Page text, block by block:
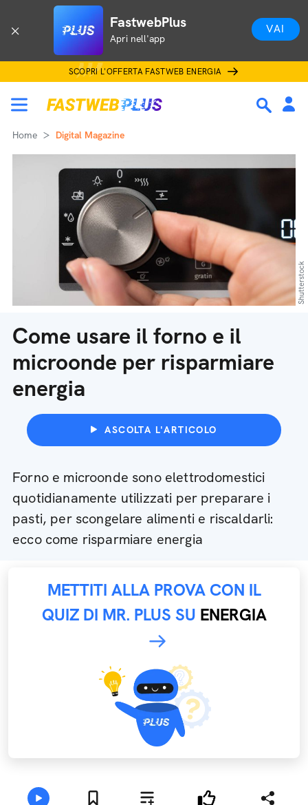
FastwebPlus
Apri nell'app
VAI
SCOPRI L'OFFERTA FASTWEB ENERGIA
Home Digital Magazine
Come usare il forno e il
microonde per risparmiare
energia
ASCOLTA L'ARTICOLO
Forno e microonde sono elettrodomestici
quotidianamente utilizzati per preparare i
pasti, per scongelare alimenti e riscaldarli:
ecco come risparmiare energia
Shutterstock
METTITI ALLA PROVA CON IL
QUIZ DI MR. PLUS SU ENERGIA